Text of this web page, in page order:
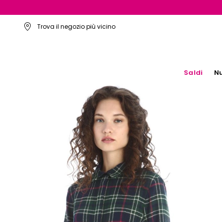
Trova il negozio più vicino
Saldi